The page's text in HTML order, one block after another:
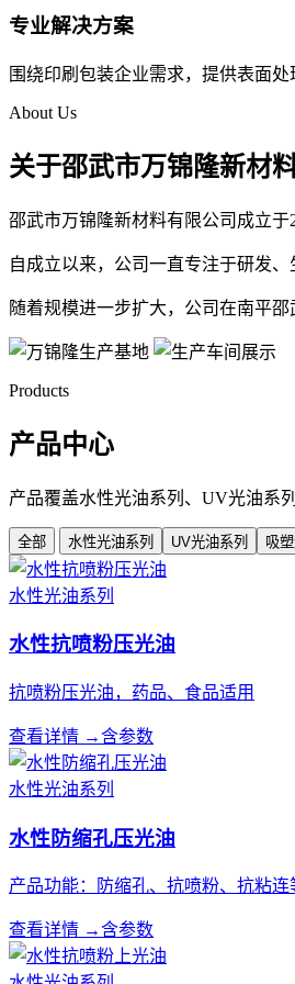
专业解决方案
围绕印刷包装企业需求，提供表面处
About Us
关于邵武市万锦隆新材
邵武市万锦隆新材料有限公司成立
自成立以来，公司一直专注于研发
随着规模进一步扩大，公司在南平
Products
产品中心
产品覆盖水性光油系列、UV光油系
全部 水性光油系列 UV光油系列 吸
水性光油系列
水性抗喷粉压光油
抗喷粉压光油，药品、食品适用
查看详情 →含参数
水性光油系列
水性防缩孔压光油
产品功能：防缩孔、抗喷粉、抗粘
查看详情 →含参数